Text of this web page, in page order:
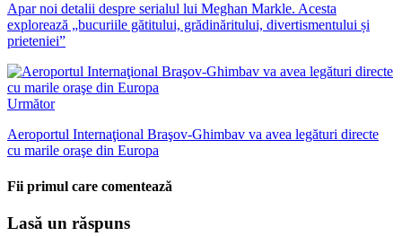
Apar noi detalii despre serialul lui Meghan Markle. Acesta
explorează „bucuriile gătitului, grădinăritului, divertismentului și
prieteniei”
Următor
Aeroportul Internaţional Braşov-Ghimbav va avea legături directe
cu marile oraşe din Europa
Fii primul care comentează
Lasă un răspuns